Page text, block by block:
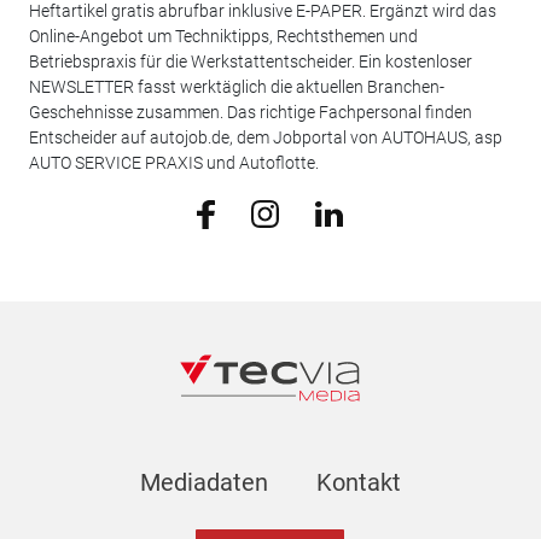
Heftartikel gratis abrufbar inklusive E-PAPER. Ergänzt wird das
Online-Angebot um Techniktipps, Rechtsthemen und
Betriebspraxis für die Werkstattentscheider. Ein kostenloser
NEWSLETTER fasst werktäglich die aktuellen Branchen-
Geschehnisse zusammen. Das richtige Fachpersonal finden
Entscheider auf autojob.de, dem Jobportal von AUTOHAUS, asp
AUTO SERVICE PRAXIS und Autoflotte.
Mediadaten Kontakt